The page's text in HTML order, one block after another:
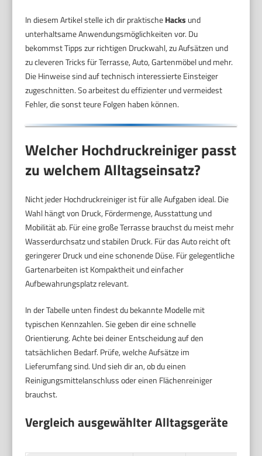
In diesem Artikel stelle ich dir praktischeHacks und
unterhaltsame Anwendungsmöglichkeiten vor. Du
bekommst Tipps zur richtigen Druckwahl, zu Aufsätzen und
zu cleveren Tricks für Terrasse, Auto, Gartenmöbel und mehr.
Die Hinweise sind auf technisch interessierte Einsteiger
zugeschnitten. So arbeitest du effizienter und vermeidest
Fehler, die sonst teure Folgen haben können.
Welcher Hochdruckreiniger passt
zu welchem Alltagseinsatz?
Nicht jeder Hochdruckreiniger ist für alle Aufgaben ideal. Die
Wahl hängt von Druck, Fördermenge, Ausstattung und
Mobilität ab. Für eine große Terrasse brauchst du meist mehr
Wasserdurchsatz und stabilen Druck. Für das Auto reicht oft
geringerer Druck und eine schonende Düse. Für gelegentliche
Gartenarbeiten ist Kompaktheit und einfacher
Aufbewahrungsplatz relevant.
In der Tabelle unten findest du bekannte Modelle mit
typischen Kennzahlen. Sie geben dir eine schnelle
Orientierung. Achte bei deiner Entscheidung auf den
tatsächlichen Bedarf. Prüfe, welche Aufsätze im
Lieferumfang sind. Und sieh dir an, ob du einen
Reinigungsmittelanschluss oder einen Flächenreiniger
brauchst.
Vergleich ausgewählter Alltagsgeräte